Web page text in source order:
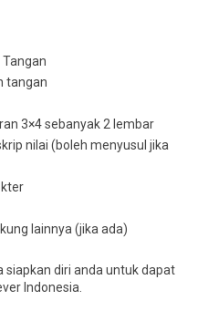
tangan
3×4 sebanyak 2 lembar
nilai (boleh menyusul jika
lainnya (jika ada)
siapkan diri anda untuk dapat
Indonesia.